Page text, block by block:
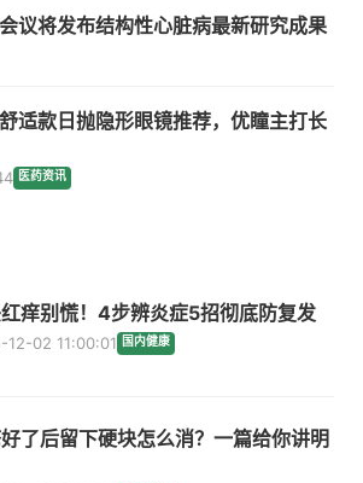
议将发布结构性心脏病最新研究成果
适款日抛隐形眼镜推荐，优瞳主打长
医药资讯
痒别慌！4步辨炎症5招彻底防复发
12-02 11:00:01 国内健康
了后留下硬块怎么消？一篇给你讲明